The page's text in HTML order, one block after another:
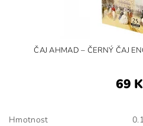
ČAJ AHMAD – ČERNÝ ČAJ
69
Hmotnost